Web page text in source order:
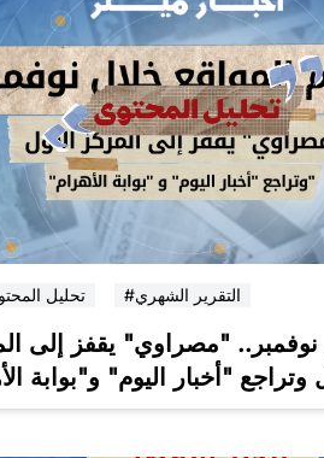
#تحليل #التقرير الشهري
"مصراوي" يقفز إلى